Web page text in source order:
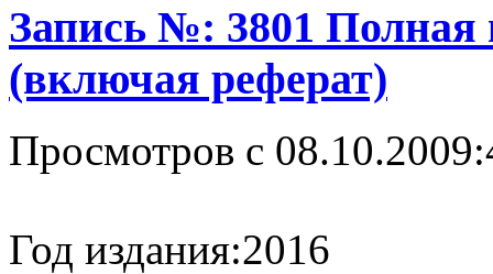
Запись №: 3801 Полная
(включая реферат)
Просмотров с 08.10.2009:
Год издания:2016